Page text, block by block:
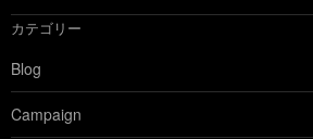
カテゴリー
Blog
Campaign